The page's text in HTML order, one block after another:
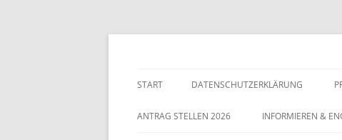
START DATENSCHUTZERKLÄRUNG
ANTRAG STELLEN 2026 INFORMIEREN &